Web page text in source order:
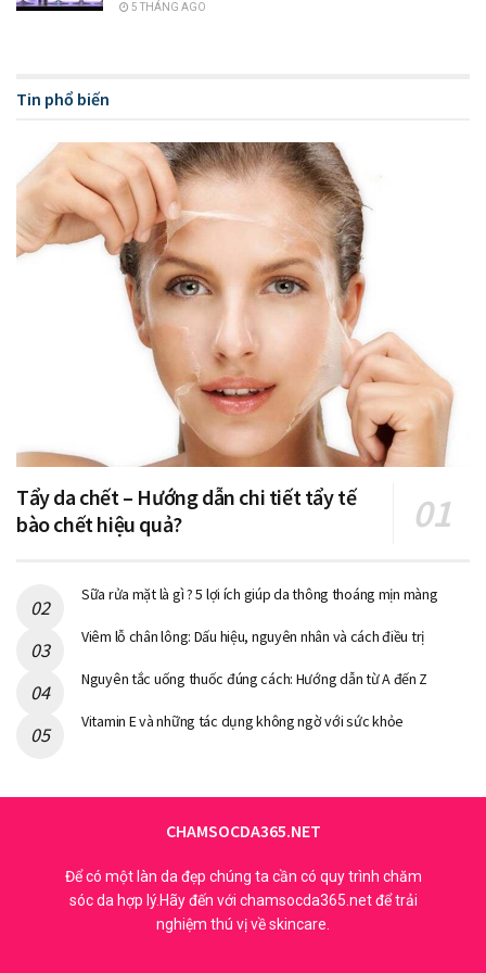
Ở các vùng cơ thể khác nên sử dụng một loại kem
Vào những ngày thời tiết khô hanh nên lựa chọn loại
kem dưỡng ẩm cho da dày hơn so với những ngày có
độ ẩm cao.
Kem dưỡng ẩm cho da gồm có những loại nào?
Để đạt hiệu quả tốt nhất trong việc cấp ẩm cho da, bạn cần
nắm rõ lưu ý khi chọn kem dưỡng ẩm cho da dầu, từ đó lựa
chọn sản phẩm dưỡng ẩm phù hợp nhất. Bạn có thể lựa chọn
5 THÁNG AGO
Tin phổ biến
Tẩy da chết – Hướng dẫn chi tiết tẩy tế
bào chết hiệu quả?
Sữa rửa mặt là gì ? 5 lợi ích giúp da thông thoáng mịn màng
Viêm lỗ chân lông: Dấu hiệu, nguyên nhân và cách điều trị
Nguyên tắc uống thuốc đúng cách: Hướng dẫn từ A đến Z
Vitamin E và những tác dụng không ngờ với sức khỏe
CHAMSOCDA365.NET
Để có một làn da đẹp chúng ta cần có quy trình chăm
sóc da hợp lý.Hãy đến với chamsocda365.net để trải
nghiệm thú vị về skincare.